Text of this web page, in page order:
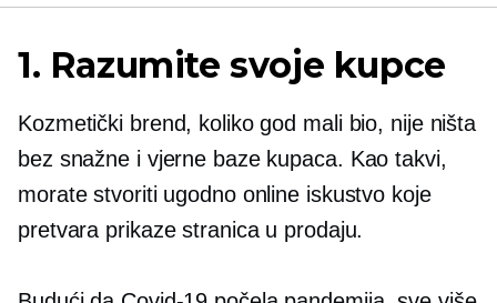
1. Razumite svoje kupce
Kozmetički brend, koliko god mali bio, nije ništa
bez snažne i vjerne baze kupaca. Kao takvi,
morate stvoriti ugodno online iskustvo koje
pretvara prikaze stranica u prodaju.